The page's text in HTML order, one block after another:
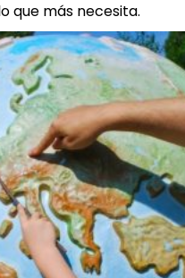
que más necesita.